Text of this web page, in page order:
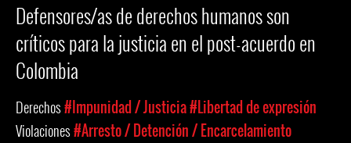
Defensores/as de derechos humanos son
críticos para la justicia en el post-acuerdo en
Colombia
Derechos#Impunidad / Justicia#Libertad de expresión
Violaciones#Arresto / Detención / Encarcelamiento